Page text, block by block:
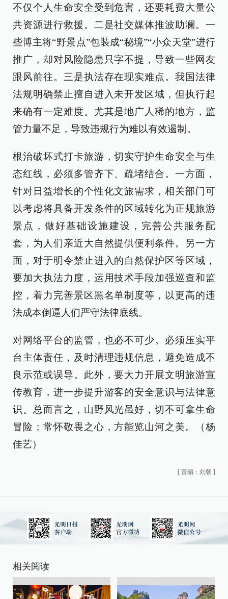
不仅个人生命安全受到危害，还要耗费大量公
共资源进行救援。二是社交媒体推波助澜。一
些博主将“野景点”包装成“秘境”“小众天堂”进行
推广，却对风险隐患只字不提，导致一些网友
跟风前往。三是执法存在现实难点。我国法律
法规明确禁止擅自进入未开发区域，但执行起
来确有一定难度。尤其是地广人稀的地方，监
管力量不足，导致违规行为难以有效遏制。
根治破坏式打卡旅游，切实守护生命安全与生
态红线，必须多管齐下、疏堵结合。一方面，
针对日益增长的个性化文旅需求，相关部门可
以考虑将具备开发条件的区域转化为正规旅游
景点，做好基础设施建设，完善公共服务配
套，为人们亲近大自然提供便利条件。另一方
面，对于明令禁止进入的自然保护区等区域，
要加大执法力度，运用技术手段加强巡查和监
控，着力完善景区黑名单制度等，以更高的违
法成本倒逼人们严守法律底线。
对网络平台的监管，也必不可少。必须压实平
台主体责任，及时清理违规信息，避免造成不
良示范或误导。此外，要大力开展文明旅游宣
传教育，进一步提升游客的安全意识与法律意
识。总而言之，山野风光虽好，切不可拿生命
冒险；常怀敬畏之心，方能览山河之美。（杨
佳艺）
[ 责编：刘朝 ]
相关阅读